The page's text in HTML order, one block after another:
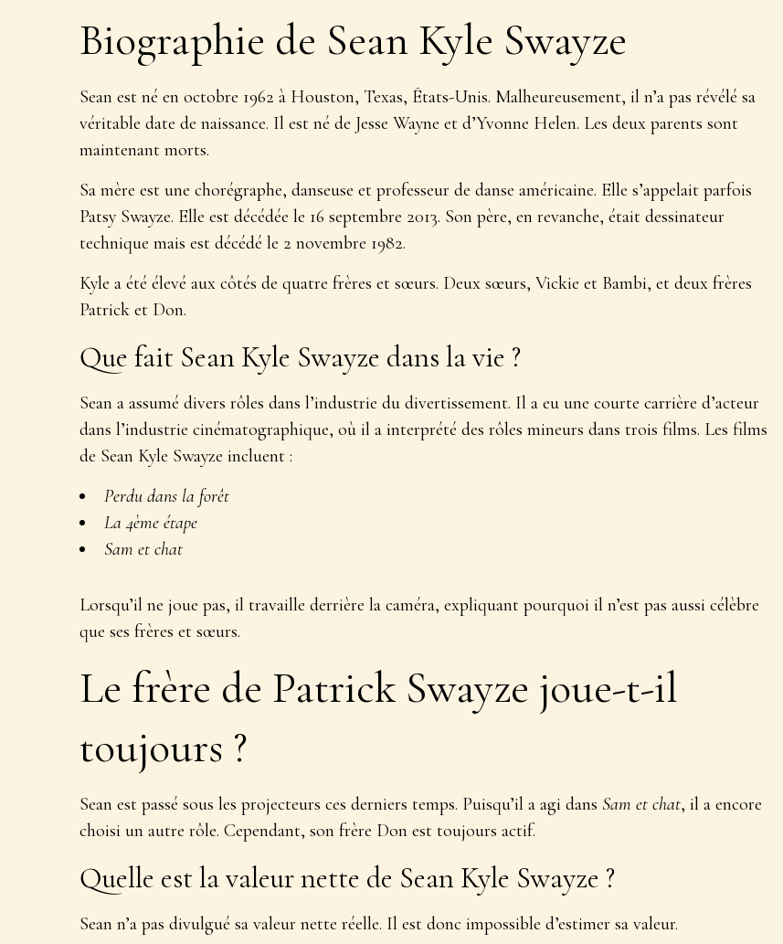
Biographie de Sean Kyle Swayze
Sean est né en octobre 1962 à Houston, Texas, États-Unis. Malheureusement, il n’a pas révélé sa
véritable date de naissance. Il est né de Jesse Wayne et d’Yvonne Helen. Les deux parents sont
maintenant morts.
Sa mère est une chorégraphe, danseuse et professeur de danse américaine. Elle s’appelait parfois
Patsy Swayze. Elle est décédée le 16 septembre 2013. Son père, en revanche, était dessinateur
technique mais est décédé le 2 novembre 1982.
Kyle a été élevé aux côtés de quatre frères et sœurs. Deux sœurs, Vickie et Bambi, et deux frères
Patrick et Don.
Que fait Sean Kyle Swayze dans la vie ?
Sean a assumé divers rôles dans l’industrie du divertissement. Il a eu une courte carrière d’acteur
dans l’industrie cinématographique, où il a interprété des rôles mineurs dans trois films. Les films
de Sean Kyle Swayze incluent :
Perdu dans la forêt
La 4ème étape
Sam et chat
Lorsqu’il ne joue pas, il travaille derrière la caméra, expliquant pourquoi il n’est pas aussi célèbre
que ses frères et sœurs.
Le frère de Patrick Swayze joue-t-il
toujours ?
Sean est passé sous les projecteurs ces derniers temps. Puisqu’il a agi dans Sam et chat, il a encore
choisi un autre rôle. Cependant, son frère Don est toujours actif.
Quelle est la valeur nette de Sean Kyle Swayze ?
Sean n’a pas divulgué sa valeur nette réelle. Il est donc impossible d’estimer sa valeur.